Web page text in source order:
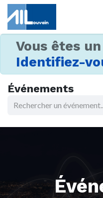
Vous êtes
Identifiez-
Événements